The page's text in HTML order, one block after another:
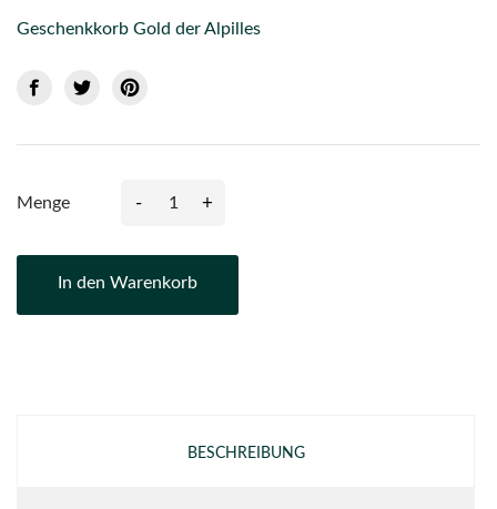
Geschenkkorb Gold der Alpilles
Menge - +
In den Warenkorb
BESCHREIBUNG